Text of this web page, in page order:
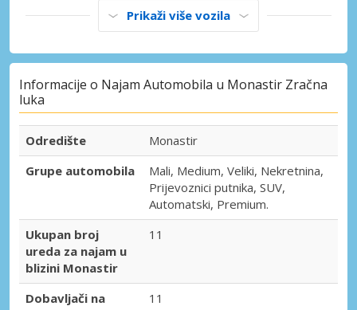
Prikaži više vozila
Informacije o Najam Automobila u Monastir Zračna
luka
Odredište
Monastir
Grupe automobila
Mali, Medium, Veliki, Nekretnina,
Prijevoznici putnika, SUV,
Automatski, Premium.
Ukupan broj
ureda za najam u
blizini Monastir
11
Dobavljači na
11